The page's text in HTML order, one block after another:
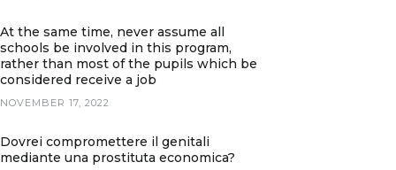
At the same time, never assume all
schools be involved in this program,
rather than most of the pupils which be
considered receive a job
NOVEMBER 17, 2022
Dovrei compromettere il genitali
mediante una prostituta economica?